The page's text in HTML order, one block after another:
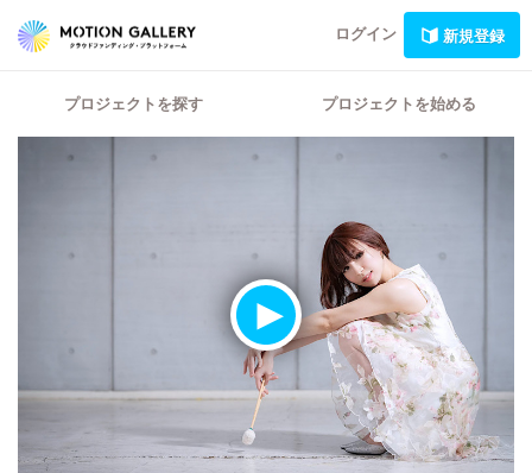
ログイン 新規登録
プロジェクトを探す プロジェクトを始める